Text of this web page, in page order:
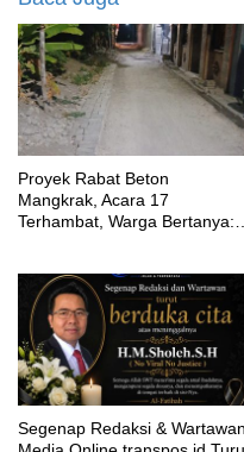
Proyek Rabat Beton
Mangkrak, Acara 17
Terhambat, Warga Bertanya:
Segenap Redaksi & Wartawan